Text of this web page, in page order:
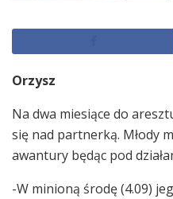
Orzysz
Na dwa miesiące do
się nad partnerką. Młody
awantury będąc pod
-W minioną środę (4.09)